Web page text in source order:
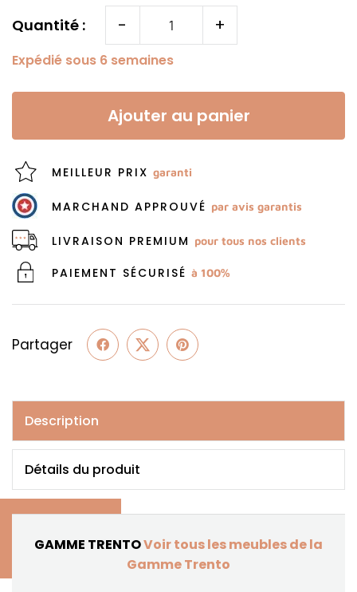
Quantité : - +
Expédié sous 6 semaines
Ajouter au panier
MEILLEUR PRIX garanti
MARCHAND APPROUVÉ par avis garantis
LIVRAISON PREMIUM pour tous nos clients
PAIEMENT SÉCURISÉ à 100%
Partager
Description
GAMME TRENTOVoir tous les meubles de la
Gamme Trento
Détails du produit